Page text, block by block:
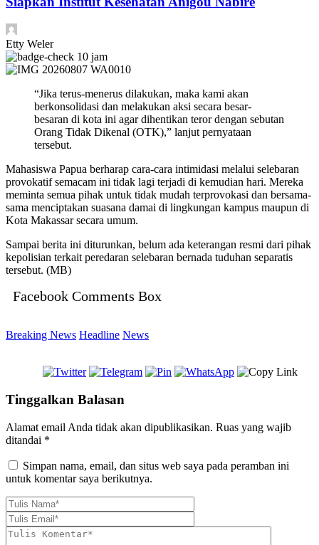
Etty Weler
10 jam
“Jika terus-menerus dilakukan, maka kami akan
berkonsolidasi dan melakukan aksi secara besar-
besaran di kota ini agar dihentikan teror dengan sebutan
Orang Tidak Dikenal (OTK),” lanjut pernyataan
tersebut.
Mahasiswa Papua berharap cara-cara intimidasi melalui selebaran
provokatif semacam ini tidak lagi terjadi di kemudian hari. Mereka
meminta semua pihak untuk tidak mudah terprovokasi dan bersama-
sama menciptakan suasana damai di lingkungan kampus maupun di
Kota Makassar secara umum.
Sampai berita ini diturunkan, belum ada keterangan resmi dari pihak
kepolisian terkait peredaran selebaran bernada tuduhan separatis
tersebut. (MB)
Facebook Comments Box
Breaking News Headline News
Tinggalkan Balasan
Alamat email Anda tidak akan dipublikasikan. Ruas yang wajib
ditandai *
Simpan nama, email, dan situs web saya pada peramban ini
untuk komentar saya berikutnya.